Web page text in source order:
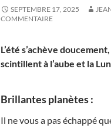
SEPTEMBRE 17, 2025
COMMENTAIRE
L’été s’achève
scintillent à l’aube et la
Brillantes planètes :
Il ne vous a pas échappé